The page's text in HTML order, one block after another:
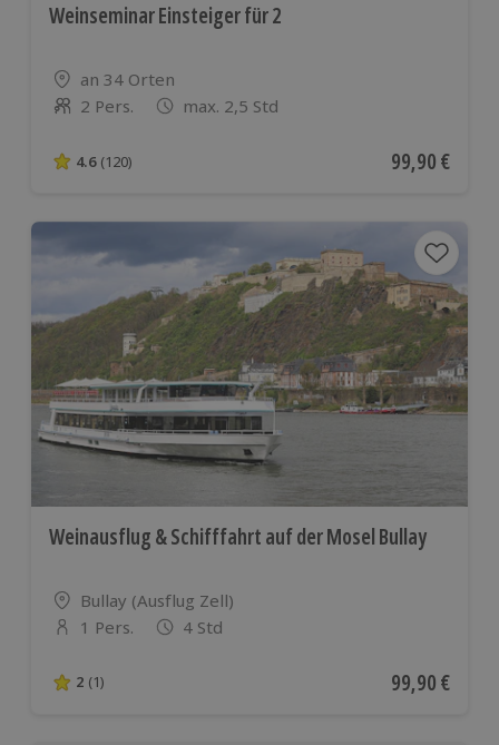
Weinseminar Einsteiger für 2
Standort
an 34 Orten
Anzahl der Teilnehmer
2 Pers. max. 2,5 Std
4.6 von 5 Sternen basierend auf 120 Bewertungen
4.6 (120) Aktueller
99,90 €
Weinausflug & Schifffahrt auf der Mosel Bullay
Standort
Bullay (Ausflug Zell)
Anzahl der Teilnehmer
1 Pers. 4 Std
2 von 5 Sternen basierend auf 1 Bewertungen
2 (1) Aktueller
99,90 €